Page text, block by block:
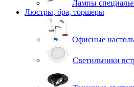
Лампы
Люстры, бра, торшеры
Офисные
Светильники